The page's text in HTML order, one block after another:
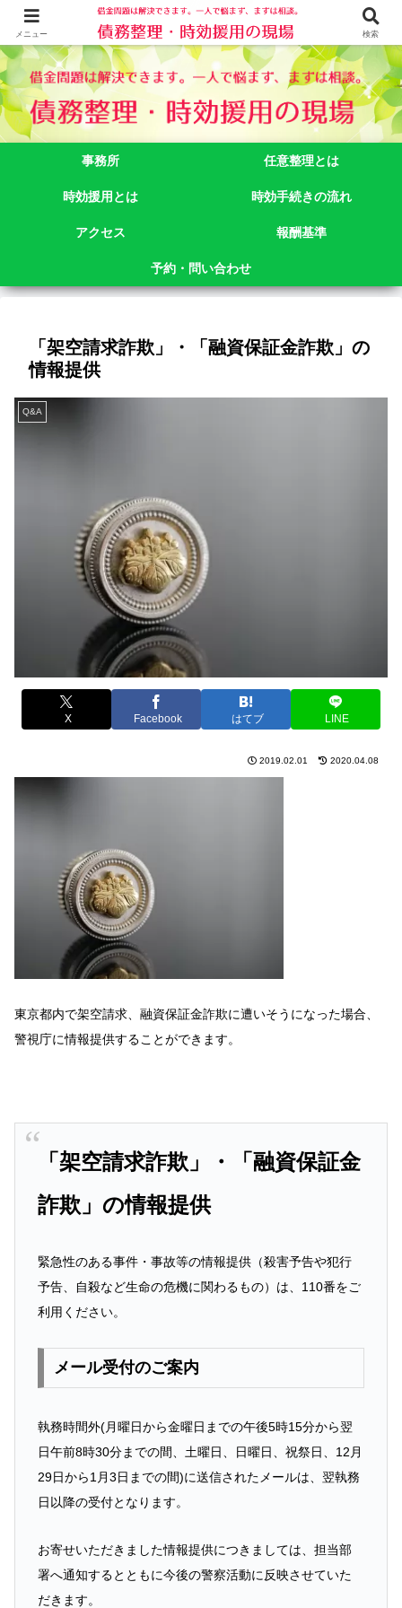
借金問題でお悩みなら司法書士法人御苑総合事務所にご相談下さい。 東京都
新宿区新宿二丁目５番１号アルテビル新宿４階 TEL:03-3356-3750
事務所 任意整理とは
時効援用とは 時効手続きの流れ
アクセス 報酬基準
予約・問い合わせ
「架空請求詐欺」・「融資保証金詐欺」の
情報提供
Q&A
X Facebook はてブ LINE
2019.02.01 2020.04.08
東京都内で架空請求、融資保証金詐欺に遭いそうになった場合、
警視庁に情報提供することができます。
「架空請求詐欺」・「融資保証金
詐欺」の情報提供
緊急性のある事件・事故等の情報提供（殺害予告や犯行
予告、自殺など生命の危機に関わるもの）は、110番をご
利用ください。
メール受付のご案内
執務時間外(月曜日から金曜日までの午後5時15分から翌
日午前8時30分までの間、土曜日、日曜日、祝祭日、12月
29日から1月3日までの間)に送信されたメールは、翌執務
日以降の受付となります。
お寄せいただきました情報提供につきましては、担当部
署へ通知するとともに今後の警察活動に反映させていた
だきます。
メニュー 検索